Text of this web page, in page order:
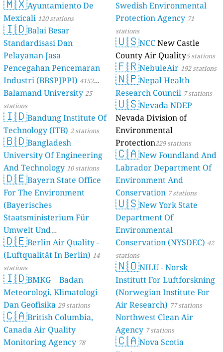
🇲🇽Ayuntamiento De
Mexicali 120 stations
🇮🇩Balai Besar
Standardisasi Dan
Pelayanan Jasa
Pencegahan Pencemaran
Industri (BBSPJPPI) 4152
stations
Balamand University25
stations
🇮🇩Bandung Institute Of
Technology (ITB) 2 stations
🇧🇩Bangladesh
University Of Engineering
And Technology 10 stations
🇩🇪Bayern State Office
For The Environment
(Bayerisches
Staatsministerium Für
Umwelt Und
Verbraucherschutz) - LfU
46 stations
🇩🇪Berlin Air Quality -
(Luftqualität In Berlin) 14
stations
🇮🇩BMKG | Badan
Meteorologi, Klimatologi
Dan Geofisika 29 stations
🇨🇦British Columbia,
Canada Air Quality
Monitoring Agency 78
Swedish Environmental
Protection Agency 71
stations
🇺🇸NCCNew Castle
County Air Quality5 stations
🇫🇷NebuleAir 192 stations
🇳🇵Nepal Health
Research Council 7 stations
🇺🇸Nevada NDEP
Nevada Division of
Environmental
Protection229 stations
🇨🇦New Foundland And
Labrador Department Of
Environment And
Conservation 7 stations
🇺🇸New York State
Department Of
Environmental
Conservation (NYSDEC) 42
stations
🇳🇴NILU - Norsk
Institutt For Luftforskning
(Norwegian Institute For
Air Research) 77 stations
Northwest Clean Air
Agency 7 stations
🇨🇦Nova Scotia